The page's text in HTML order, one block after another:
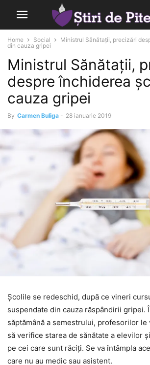
Home Social
Ministrul Sănătații, precizări
din cauza gripei
Ministrul Sănătații,
despre închiderea
cauza gripei
By Carmen Buliga - 28 ianuarie 2019
Şcolile se redeschid, după ce vineri
suspendate din cauza răspândirii gripei.
săptămână a semestrului, profesorilor le
să verifice starea de sănătate a elevilor
pe cei care sunt răciţi. Se va întâmpla
care nu au medic sau asistent.